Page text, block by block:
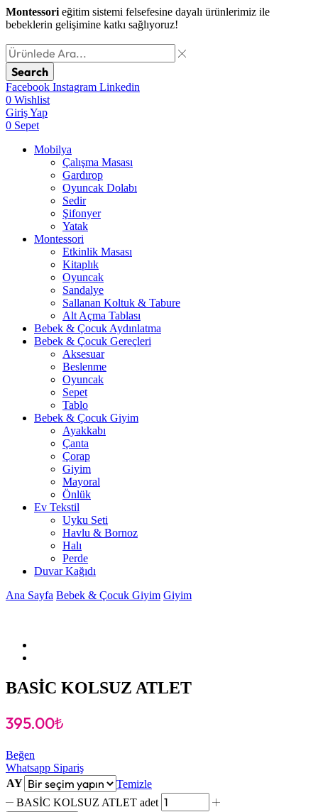
Montessori eğitim sistemi felsefesine dayalı ürünlerimiz ile
bebeklerin gelişimine katkı sağlıyoruz!
Search
Facebook Instagram Linkedin
0 Wishlist
Giriş Yap
0 Sepet
Mobilya
Çalışma Masası
Gardırop
⁠Oyuncak Dolabı
Sedir
Şifonyer
Yatak
Montessori
Etkinlik Masası
Kitaplık
Oyuncak
Sandalye
Sallanan Koltuk & Tabure
Alt Açma Tablası
Bebek & Çocuk Aydınlatma
Bebek & Çocuk Gereçleri
Aksesuar
Beslenme
Oyuncak
Sepet
Tablo
Bebek & Çocuk Giyim
Ayakkabı
Çanta
Çorap
Giyim
Mayoral
Önlük
Ev Tekstil
Uyku Seti
Havlu & Bornoz
Halı
Perde
Duvar Kağıdı
Ana Sayfa Bebek & Çocuk Giyim Giyim
BASİC KOLSUZ ATLET
395.00₺
Beğen
Whatsapp Sipariş
AY
Temizle
BASİC KOLSUZ ATLET adet